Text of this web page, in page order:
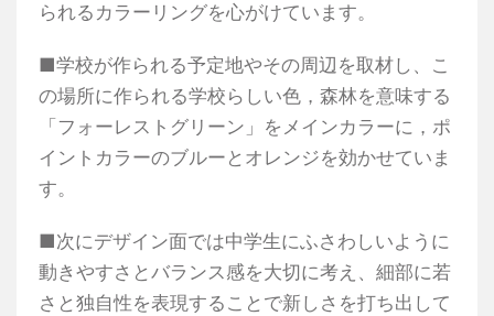
られるカラーリングを心がけています。
■学校が作られる予定地やその周辺を取材し、こ
の場所に作られる学校らしい色，森林を意味する
「フォーレストグリーン」をメインカラーに，ポ
イントカラーのブルーとオレンジを効かせていま
す。
■次にデザイン面では中学生にふさわしいように
動きやすさとバランス感を大切に考え、細部に若
さと独自性を表現することで新しさを打ち出して